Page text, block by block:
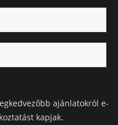
ajánlatokról e-
kapjak.